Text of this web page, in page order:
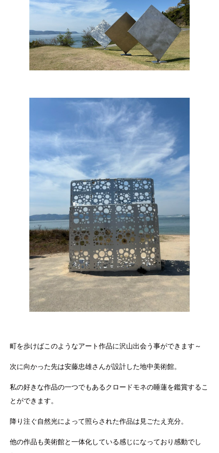
町を歩けばこのようなアート作品に沢山出会う事ができます～
次に向かった先は安藤忠雄さんが設計した地中美術館。
私の好きな作品の一つでもあるクロードモネの睡蓮を鑑賞するこ
とができます。
降り注ぐ自然光によって照らされた作品は見ごたえ充分。
他の作品も美術館と一体化している感じになっており感動でし